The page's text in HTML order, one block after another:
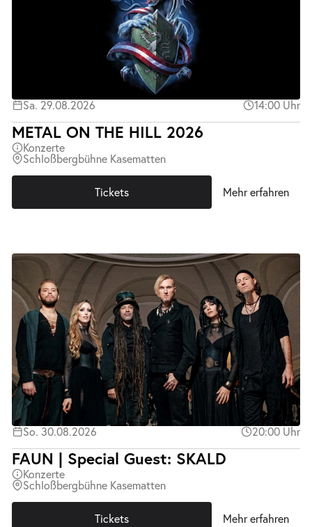
Sa. 29.08.2026 14:00 Uhr
METAL ON THE HILL 2026
Konzerte
Schloßbergbühne Kasematten
Tickets Mehr erfahren
So. 30.08.2026 20:00 Uhr
FAUN | Special Guest: SKALD
Konzerte
Schloßbergbühne Kasematten
Tickets Mehr erfahren